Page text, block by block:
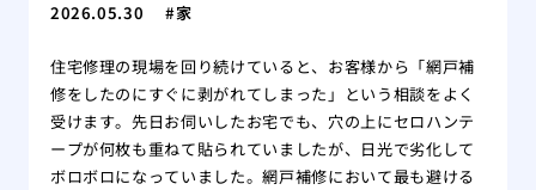
2026.05.30 家
住宅修理の現場を回り続けていると、お客様から「網戸補
修をしたのにすぐに剥がれてしまった」という相談をよく
受けます。先日お伺いしたお宅でも、穴の上にセロハンテ
ープが何枚も重ねて貼られていましたが、日光で劣化して
ボロボロになっていました。網戸補修において最も避ける